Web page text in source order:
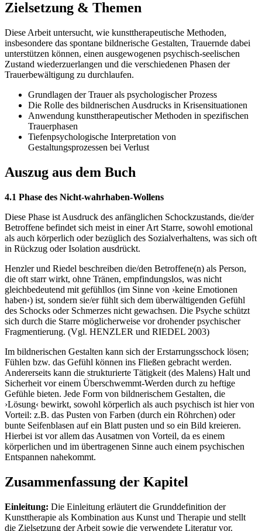
Zielsetzung & Themen
Diese Arbeit untersucht, wie kunsttherapeutische Methoden,
insbesondere das spontane bildnerische Gestalten, Trauernde dabei
unterstützen können, einen ausgewogenen psychisch-seelischen
Zustand wiederzuerlangen und die verschiedenen Phasen der
Trauerbewältigung zu durchlaufen.
Grundlagen der Trauer als psychologischer Prozess
Die Rolle des bildnerischen Ausdrucks in Krisensituationen
Anwendung kunsttherapeutischer Methoden in spezifischen
Trauerphasen
Tiefenpsychologische Interpretation von
Gestaltungsprozessen bei Verlust
Auszug aus dem Buch
4.1 Phase des Nicht-wahrhaben-Wollens
Diese Phase ist Ausdruck des anfänglichen Schockzustands, die/der
Betroffene befindet sich meist in einer Art Starre, sowohl emotional
als auch körperlich oder bezüglich des Sozialverhaltens, was sich oft
in Rückzug oder Isolation ausdrückt.
Henzler und Riedel beschreiben die/den Betroffene(n) als Person,
die oft starr wirkt, ohne Tränen, empfindungslos, was nicht
gleichbedeutend mit gefühllos (im Sinne von ›keine Emotionen
haben‹) ist, sondern sie/er fühlt sich dem überwältigenden Gefühl
des Schocks oder Schmerzes nicht gewachsen. Die Psyche schützt
sich durch die Starre möglicherweise vor drohender psychischer
Fragmentierung. (Vgl. HENZLER und RIEDEL 2003)
Im bildnerischen Gestalten kann sich der Erstarrungsschock lösen;
Fühlen bzw. das Gefühl können ins Fließen gebracht werden.
Andererseits kann die strukturierte Tätigkeit (des Malens) Halt und
Sicherheit vor einem Überschwemmt-Werden durch zu heftige
Gefühle bieten. Jede Form von bildnerischem Gestalten, die
›Lösung‹ bewirkt, sowohl körperlich als auch psychisch ist hier von
Vorteil: z.B. das Pusten von Farben (durch ein Röhrchen) oder
bunte Seifenblasen auf ein Blatt pusten und so ein Bild kreieren.
Hierbei ist vor allem das Ausatmen von Vorteil, da es einem
körperlichen und im übertragenen Sinne auch einem psychischen
Entspannen nahekommt.
Zusammenfassung der Kapitel
Einleitung: Die Einleitung erläutert die Grunddefinition der
Kunsttherapie als Kombination aus Kunst und Therapie und stellt
die Zielsetzung der Arbeit sowie die verwendete Literatur vor.